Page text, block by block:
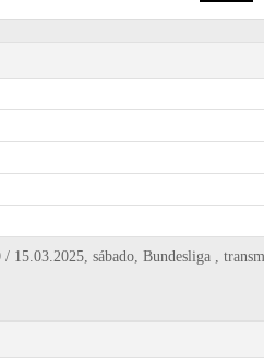
15.03.2025, sábado, Bundesliga ,